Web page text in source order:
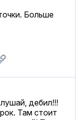
Больше
дебил!!!
Там стоит